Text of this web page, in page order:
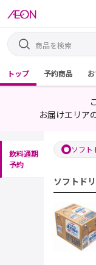
トップ 予約商品
お届けエリア
飲料通期
予約
ソフト
ソフトド